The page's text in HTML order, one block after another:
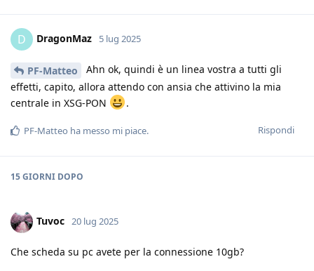
D DragonMaz 5 lug 2025
PF-Matteo
Ahn ok, quindi è un linea vostra a tutti gli
effetti, capito, allora attendo con ansia che attivino la mia
centrale in XSG-PON
.
Rispondi
PF-Matteo ha messo mi piace.
15 GIORNI DOPO
Tuvoc 20 lug 2025
Che scheda su pc avete per la connessione 10gb?